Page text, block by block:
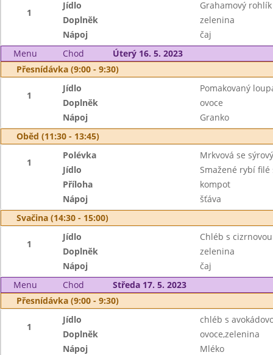
1
Jídlo
Grahamový
Doplněk
zelenina
Nápoj
čaj
Menu
Chod
Úterý 16. 5. 2023
Přesnídávka (9:00 - 9:30)
1
Jídlo
Pomakovaný
Doplněk
ovoce
Nápoj
Granko
Oběd (11:30 - 13:45)
1
Polévka
Mrkvová se
Jídlo
Smažené rybí
Příloha
kompot
Nápoj
šťáva
Svačina (14:30 - 15:00)
1
Jídlo
Chléb s
Doplněk
zelenina
Nápoj
čaj
Menu
Chod
Středa 17. 5. 2023
Přesnídávka (9:00 - 9:30)
1
Jídlo
chléb s
Doplněk
ovoce,zelenina
Nápoj
Mléko